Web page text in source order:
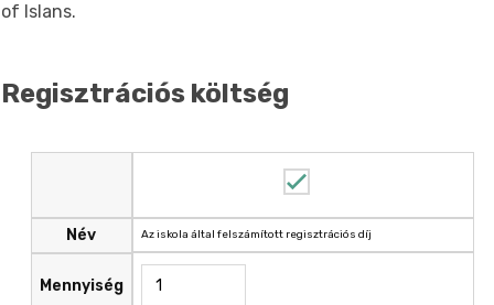
of Islans.
Regisztrációs költség
Név
Mennyiség
Az iskola által felszámított regisztrációs díj